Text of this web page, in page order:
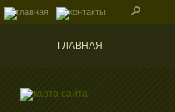
ГЛАВНАЯ